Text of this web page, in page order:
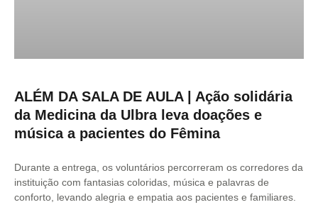
ALÉM DA SALA DE AULA | Ação solidária
da Medicina da Ulbra leva doações e
música a pacientes do Fêmina
Durante a entrega, os voluntários percorreram os corredores da
instituição com fantasias coloridas, música e palavras de
conforto, levando alegria e empatia aos pacientes e familiares.